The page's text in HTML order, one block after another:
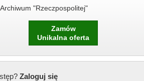
"Rzeczpospolitej"
Zamów
Unikalna oferta
Zaloguj się